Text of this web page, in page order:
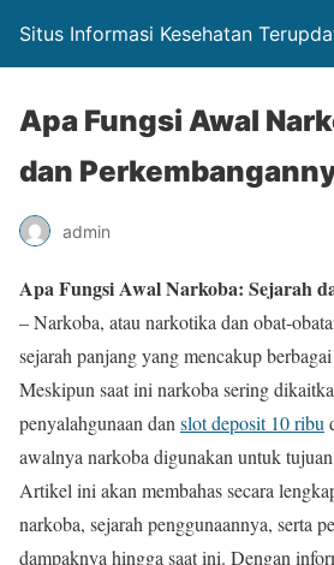
Situs Informasi Kesehatan
Apa Fungsi Awal
dan
admin
Apa Fungsi Awal Narkoba: Sejarah
– Narkoba, atau narkotika dan obat-
sejarah panjang yang mencakup
Meskipun saat ini narkoba sering
penyalahgunaan dan slot deposit 10 ribu
awalnya narkoba digunakan untuk
Artikel ini akan membahas secara
narkoba, sejarah penggunaannya, serta
dampaknya hingga saat ini. Dengan